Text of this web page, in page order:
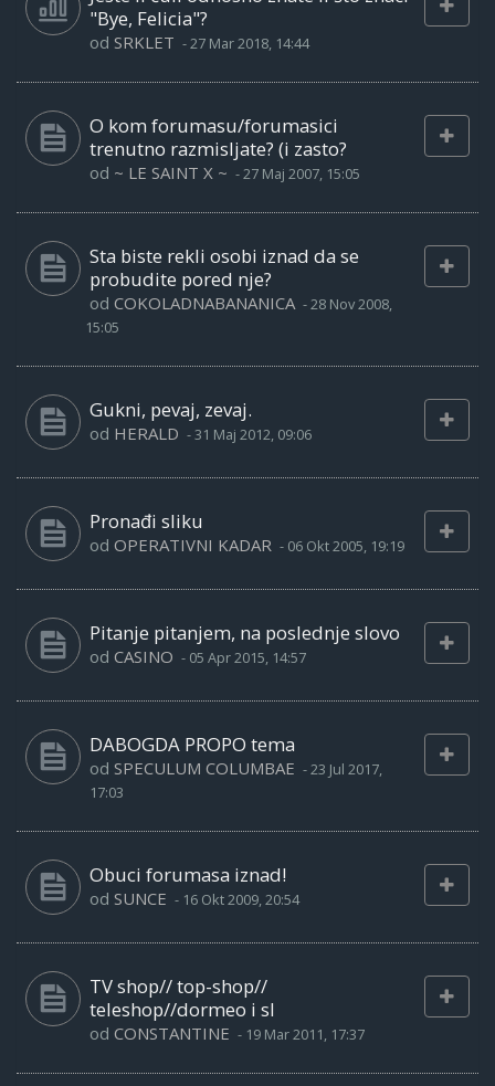
"Bye, Felicia"?
od SRKLET -27 Mar 2018, 14:44
O kom forumasu/forumasici
trenutno razmisljate? (i zasto?
od ~ LE SAINT X ~ -27 Maj 2007, 15:05
Sta biste rekli osobi iznad da se
probudite pored nje?
od COKOLADNABANANICA -28 Nov 2008,
15:05
Gukni, pevaj, zevaj.
od HERALD -31 Maj 2012, 09:06
Pronađi sliku
od OPERATIVNI KADAR - 06 Okt 2005, 19:19
Pitanje pitanjem, na poslednje slovo
od CASINO - 05 Apr 2015, 14:57
DABOGDA PROPO tema
od SPECULUM COLUMBAE -23 Jul 2017,
17:03
Obuci forumasa iznad!
od SUNCE - 16 Okt 2009, 20:54
TV shop// top-shop//
teleshop//dormeo i sl
od CONSTANTINE - 19 Mar 2011, 17:37